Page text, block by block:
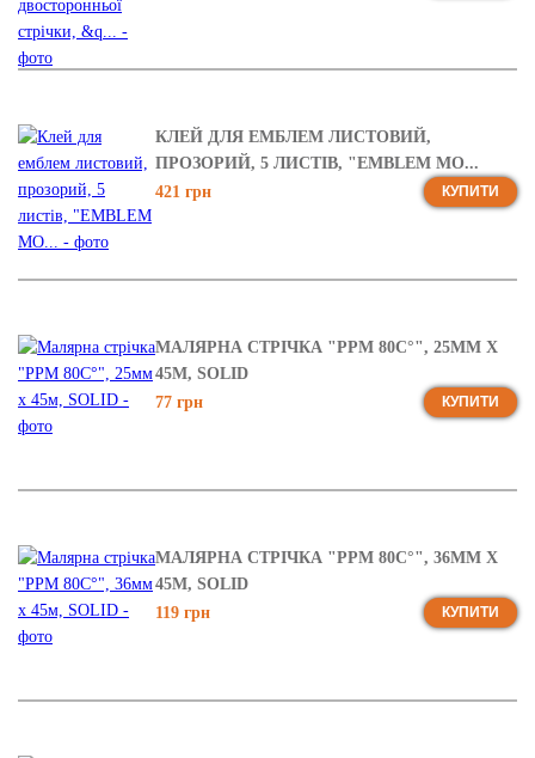
КЛЕЙ ДЛЯ ЕМБЛЕМ ЛИСТОВИЙ,
ПРОЗОРИЙ, 5 ЛИСТІВ, "EMBLEM MO...
421 грн
КУПИТИ
МАЛЯРНА СТРІЧКА "PPM 80C°", 25ММ Х
45М, SOLID
77 грн
КУПИТИ
МАЛЯРНА СТРІЧКА "PPM 80C°", 36ММ Х
45М, SOLID
119 грн
КУПИТИ